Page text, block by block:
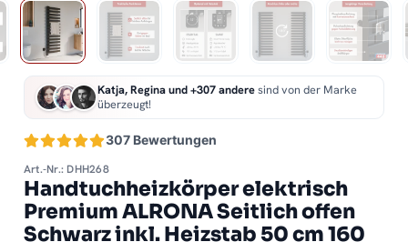
307 Bewertungen
Katja, Regina und +307 anderesind von der Marke
überzeugt!
Art.-Nr.: DHH268
Handtuchheizkörper elektrisch
Premium ALRONA Seitlich offen
Schwarz inkl. Heizstab 50 cm 160